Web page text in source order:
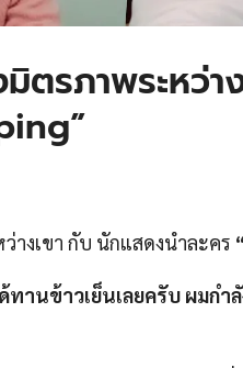
ตรภาพระหว่
างเขา กับ นักแสดงนำละคร
ทานข้าวเย็นเลยครับ ผมก